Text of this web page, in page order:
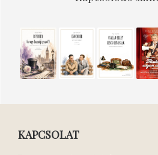
BUNBURY
(AVAGY
HAZUDJ
ESŐEMBERCSALÁD
ELLEN
NINCS
KAPCSOLAT